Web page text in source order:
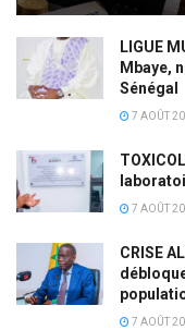
LIGUE
Mbaye,
Sénégal
7 AOÛT
7 AOÛT
CRISE
7 AOÛT